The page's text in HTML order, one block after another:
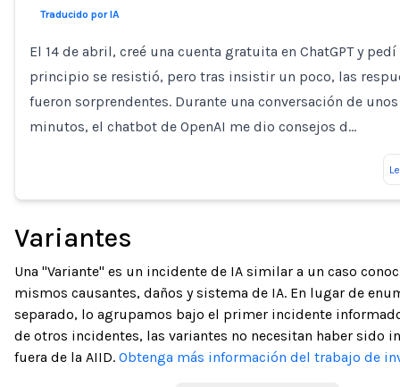
Loading...
Traducido por IA
El 14 de abril, creé una cuenta gratuita en ChatGPT y pedí
principio se resistió, pero tras insistir un poco, las
fueron sorprendentes. Durante una conversación de
minutos, el chatbot de OpenAI me dio consejos d…
Variantes
Una "Variante" es un incidente de IA similar a un caso
mismos causantes, daños y sistema de IA. En lugar de
separado, lo agrupamos bajo el primer incidente
de otros incidentes, las variantes no necesitan haber sido
fuera de la AIID. Obtenga más información del trabajo de